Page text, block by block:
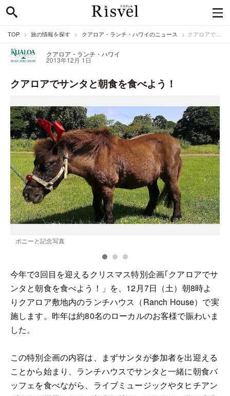
TOP 旅の情報を探す クアロア・ランチ・ハワイのニュース クアロアでサンタと朝食を食べよう！
クアロア・ランチ・ハワイ
2013年12月 1日
クアロアでサンタと朝食を食べよう！
ポニーと記念写真
今年で3回目を迎えるクリスマス特別企画｢クアロアでサ
ンタと朝食を食べよう！」を、12月7日（土）朝8時よ
りクアロア敷地内のランチハウス（Ranch House）で実
施します。昨年は約80名のローカルのお客様で賑わいま
した。
この特別企画の内容は、まずサンタが参加者を出迎える
ことから始まり、ランチハウスでサンタと一緒に朝食バ
ッフェを食べながら、ライブミュージックやタヒチアン